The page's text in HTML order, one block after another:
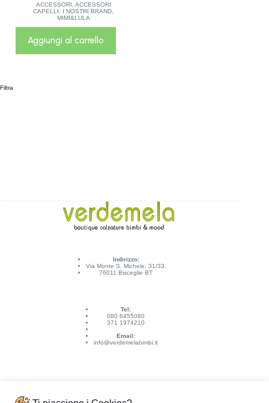
ACCESSORI ACCESSORI
CAPELLI
I NOSTRI BRAND
MIMI&LULA
Aggiungi al carrello
Filtra
Indirizzo:
Via Monte S. Michele, 31/33,
76011 Bisceglie BT
Tel:
080 6455080
371 1974210
Email:
info@verdemelabimbi.it